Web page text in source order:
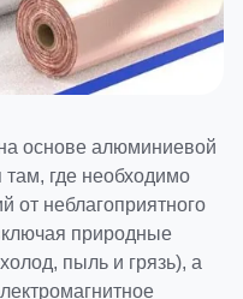
основе алюминиевой
где необходимо
от неблагоприятного
природные
пыль и грязь), а